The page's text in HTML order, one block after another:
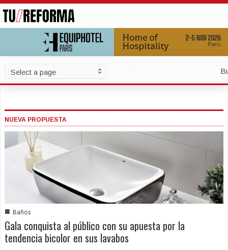
NUEVA PROPUESTA
■ Baños
Gala conquista al público con su apuesta por la
tendencia bicolor en sus lavabos